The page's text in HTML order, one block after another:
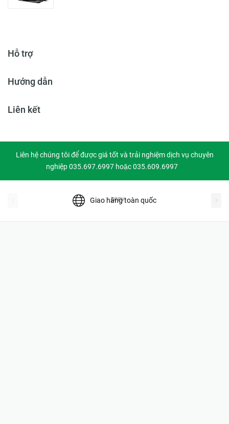
Hỗ trợ
Hướng dẫn
Liên kết
Liên hệ chúng tôi để được giá tốt và trải nghiệm dịch vụ chuyên
nghiệp 035.697.6997 hoặc 035.609.6997
Giao hàng toàn quốc
prev